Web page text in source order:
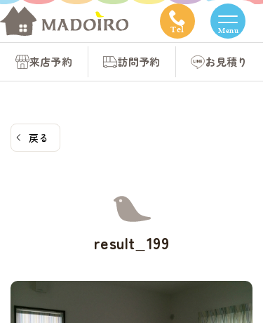
コ
ン
Tel Menu
来店予約 訪問予約 お見積り
戻る
result_199